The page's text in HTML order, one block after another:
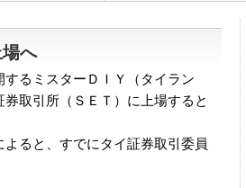
へ
るミスターＤＩＹ（タイラン
取引所（ＳＥＴ）に上場すると
ると、すでにタイ証券取引委員